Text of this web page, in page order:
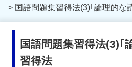
> 国語問題集習得法(3)｢論理的な
国語問題集習得法(3)｢
習得法